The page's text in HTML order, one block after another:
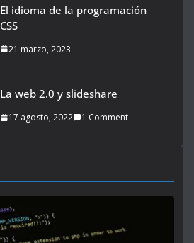
El idioma de la programación
CSS
21 marzo, 2023
La web 2.0 y slideshare
17 agosto, 2022 1 Comment